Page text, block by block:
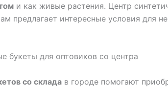
и как живые растения. Центр
предлагает интересные условия для
букеты для оптовиков со центра
со склада в городе помогают